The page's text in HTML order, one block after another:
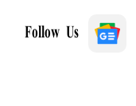
Follow Us